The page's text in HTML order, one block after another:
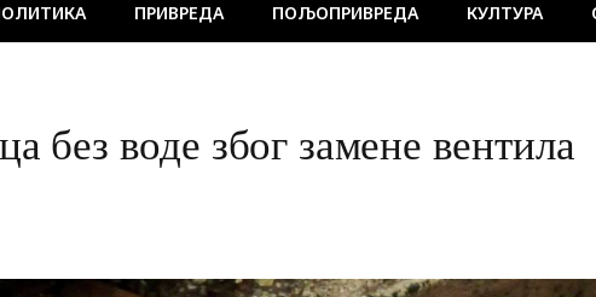
ПРИВРЕДА ПОЉОПРИВРЕДА КУЛТУРА
без воде због замене вентила